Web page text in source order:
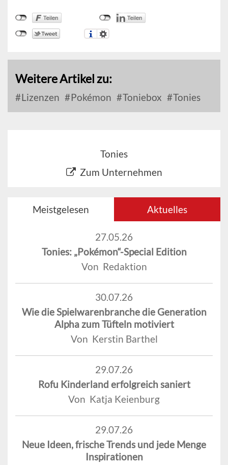
Weitere Artikel zu:
Lizenzen Pokémon Toniebox Tonies
Tonies
Zum Unternehmen
Meistgelesen Aktuelles
27.05.26
Tonies: „Pokémon“-Special Edition
Von Redaktion
30.07.26
Wie die Spielwarenbranche die Generation
Alpha zum Tüfteln motiviert
Von Kerstin Barthel
29.07.26
Rofu Kinderland erfolgreich saniert
Von Katja Keienburg
29.07.26
Neue Ideen, frische Trends und jede Menge
Inspirationen